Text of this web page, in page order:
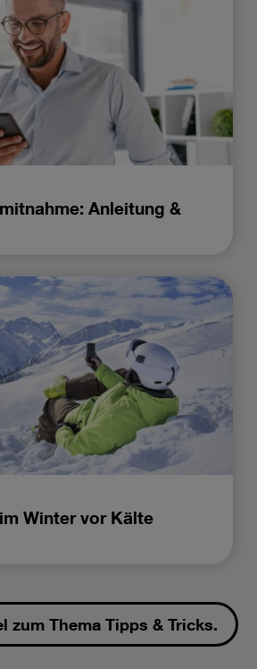
Anleitung &
Winter vor Kälte
zum Thema Tipps & Tricks.